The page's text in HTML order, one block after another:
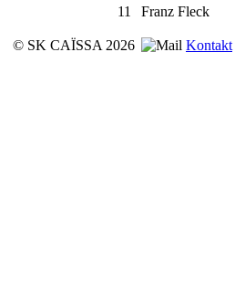
11
Franz Fleck
© SK CAÏSSA 2026 Kontakt